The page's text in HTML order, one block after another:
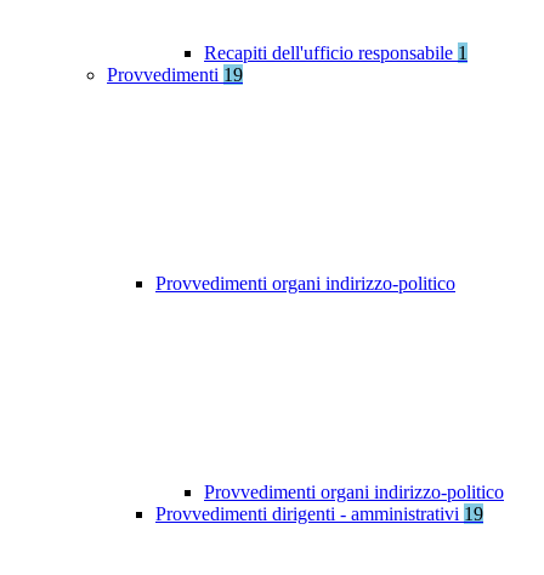
Recapiti dell'ufficio responsabile 1
Provvedimenti 19
Provvedimenti organi indirizzo-politico
Provvedimenti organi indirizzo-politico
Provvedimenti dirigenti - amministrativi 19